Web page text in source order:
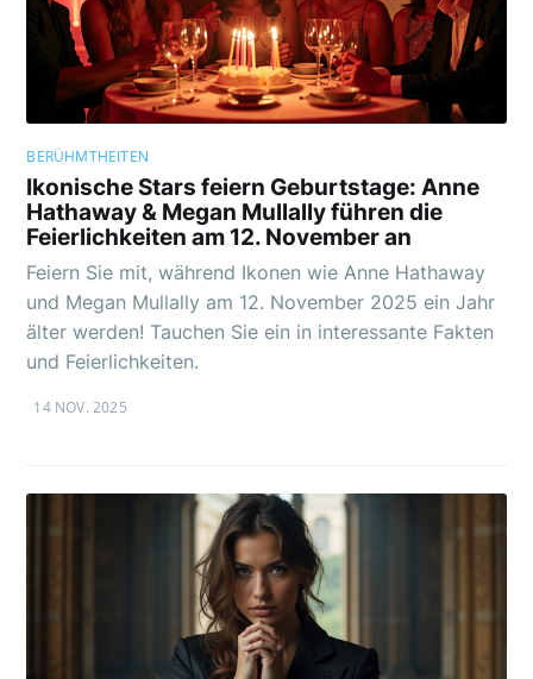
BERÜHMTHEITEN
Ikonische Stars feiern Geburtstage: Anne
Hathaway & Megan Mullally führen die
Feierlichkeiten am 12. November an
Feiern Sie mit, während Ikonen wie Anne Hathaway
und Megan Mullally am 12. November 2025 ein Jahr
älter werden! Tauchen Sie ein in interessante Fakten
und Feierlichkeiten.
14 NOV. 2025